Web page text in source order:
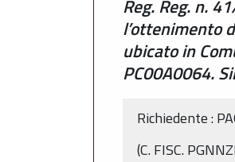
Reg. Reg. n.
l’ottenimento
ubicato in
PC00A0064.
Richiedente:
(C.FISC.